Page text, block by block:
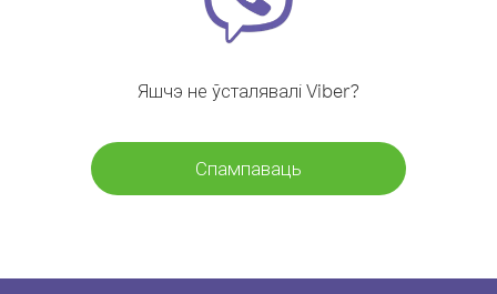
Яшчэ не ўсталявалі Viber?
Спампаваць